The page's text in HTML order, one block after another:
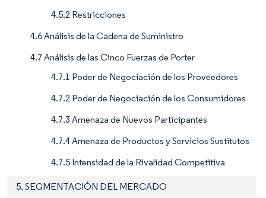
4.5.2 Restricciones
4.6 Análisis de la Cadena de Suministro
4.7 Análisis de las Cinco Fuerzas de Porter
4.7.1 Poder de Negociación de los Proveedores
4.7.2 Poder de Negociación de los Consumidores
4.7.3 Amenaza de Nuevos Participantes
4.7.4 Amenaza de Productos y Servicios Sustitutos
4.7.5 Intensidad de la Rivalidad Competitiva
5. SEGMENTACIÓN DEL MERCADO